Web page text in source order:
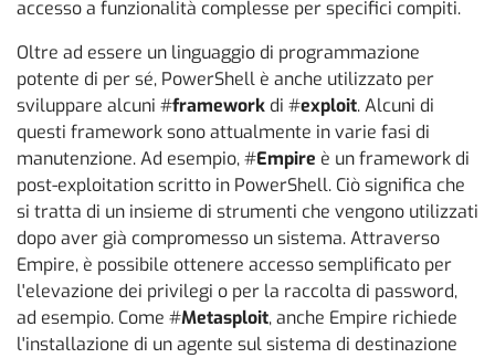
accesso a funzionalità complesse per specifici compiti.
Oltre ad essere un linguaggio di programmazione
potente di per sé, PowerShell è anche utilizzato per
sviluppare alcuni #framework di #exploit. Alcuni di
questi framework sono attualmente in varie fasi di
manutenzione. Ad esempio, #Empire è un framework di
post-exploitation scritto in PowerShell. Ciò significa che
si tratta di un insieme di strumenti che vengono utilizzati
dopo aver già compromesso un sistema. Attraverso
Empire, è possibile ottenere accesso semplificato per
l'elevazione dei privilegi o per la raccolta di password,
ad esempio. Come #Metasploit, anche Empire richiede
l'installazione di un agente sul sistema di destinazione